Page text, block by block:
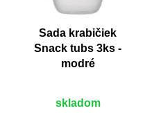
Sada krabičiek
Snack tubs 3ks -
modré
skladom